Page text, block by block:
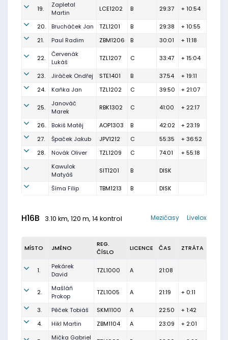
19.
Zapletal
Martin
LCE1202 B 29:37 + 10:54
20. Brucháček Jan TZL1201 B 29:38
+ 10:55
21.
Paul Radim ZBM1206 B 30:01 + 11:18
22.
Červenák
Lukáš
TZL1207 C 33:47 + 15:04
23. Jiráček Ondřej STE1401 B 37:54
+ 19:11
24.
Kaňka Jan TZL1202 C 39:50 + 21:07
25.
Janováč
Marek
RBK1302 C 41:00 + 22:17
26. Bokiš Matěj AOP1303 B 42:02
+ 23:19
27.
Špaček Jakub JPV1212 C 55:35
+ 36:52
28.
Novák Oliver TZL1209 C 74:01
+ 55:18
Kawulok
Matyáš
SIT1201 B DISK
Šíma Filip TBM1213 B DISK
H16B 3.10 km, 120 m, 14 kontrol Livelox
Mezičasy
MÍSTO JMÉNO
REG.
ČÍSLO
LICENCE ČAS ZTRÁTA
1.
Pekárek
David
TZL1000 A 21:08
2.
Mašláň
Prokop
TZL1005 A 21:19 + 0:11
3. Pěček Tobiáš SKM1100 A 22:50
+ 1:42
4.
Hikl Martin ZBM1104 A 23:09 + 2:01
Mička Gabriel